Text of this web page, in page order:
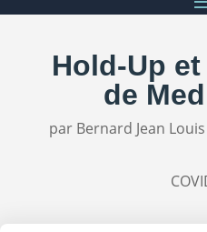
Hold-Up
de
par Bernard Jean